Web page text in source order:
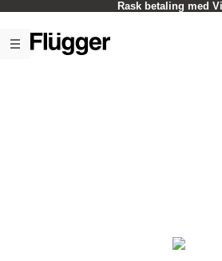
Rask betaling med